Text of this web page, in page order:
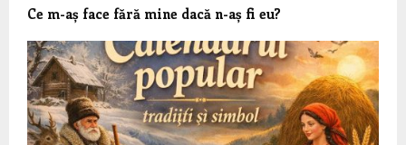
Ce m-aș face fără mine dacă n-aș fi eu?